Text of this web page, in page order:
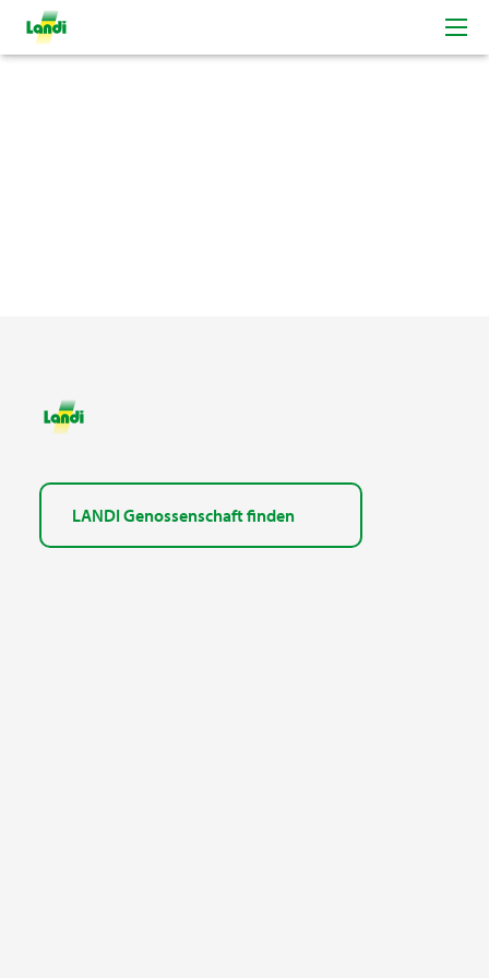
LANDI Genossenschaft finden